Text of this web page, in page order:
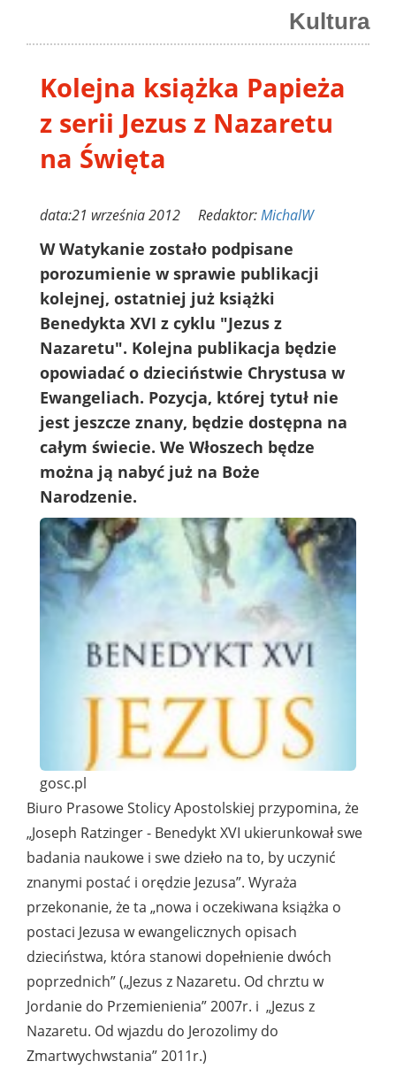
Kultura
Kolejna książka Papieża
z serii Jezus z Nazaretu
na Święta
data:21 września 2012 Redaktor:MichalW
W Watykanie zostało podpisane
porozumienie w sprawie publikacji
kolejnej, ostatniej już książki
Benedykta XVI z cyklu "Jezus z
Nazaretu". Kolejna publikacja będzie
opowiadać o dzieciństwie Chrystusa w
Ewangeliach. Pozycja, której tytuł nie
jest jeszcze znany, będzie dostępna na
całym świecie. We Włoszech będze
można ją nabyć już na Boże
Narodzenie.
gosc.pl
Biuro Prasowe Stolicy Apostolskiej przypomina, że
„Joseph Ratzinger - Benedykt XVI ukierunkował swe
badania naukowe i swe dzieło na to, by uczynić
znanymi postać i orędzie Jezusa”. Wyraża
przekonanie, że ta „nowa i oczekiwana książka o
postaci Jezusa w ewangelicznych opisach
dzieciństwa, która stanowi dopełnienie dwóch
poprzednich” („Jezus z Nazaretu. Od chrztu w
Jordanie do Przemienienia” 2007r. i „Jezus z
Nazaretu. Od wjazdu do Jerozolimy do
Zmartwychwstania” 2011r.)